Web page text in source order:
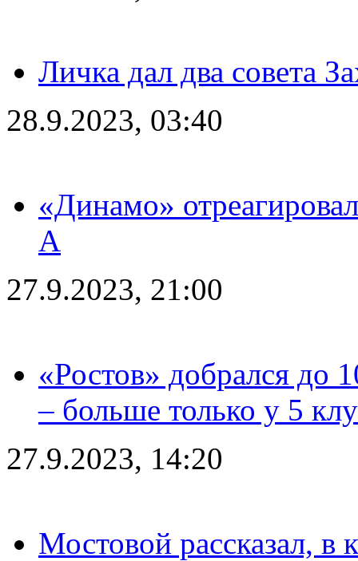
Личка дал два совета
28.9.2023, 03:40
«Динамо»
А
27.9.2023, 21:00
«Ростов» добрался до
– больше только у 5
27.9.2023, 14:20
Мостовой рассказал, в